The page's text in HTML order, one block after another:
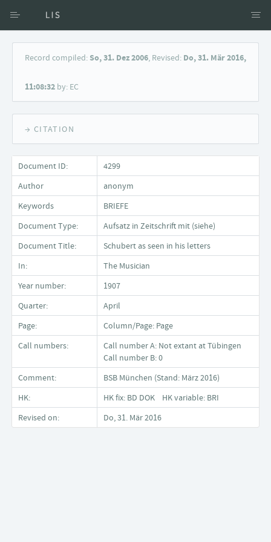
Access via Author
Keyword Search
Record compiled:So, 31. Dez 2006, Revised: Do, 31. Mär 2016,
11:08:32 by: EC
→ CITATION
Document ID:
4299
Author
anonym
Keywords
BRIEFE
Document Type:
Aufsatz in Zeitschrift mit (siehe)
Document Title:
Schubert as seen in his letters
In:
The Musician
Year number:
1907
Quarter:
April
Page:
Column/Page: Page
Call numbers:
Call number A: Not extant at Tübingen
Call number B: 0
Comment:
BSB München (Stand: März 2016)
HK:
HK fix: BD DOK HK variable: BRI
Revised on:
Do, 31. Mär 2016